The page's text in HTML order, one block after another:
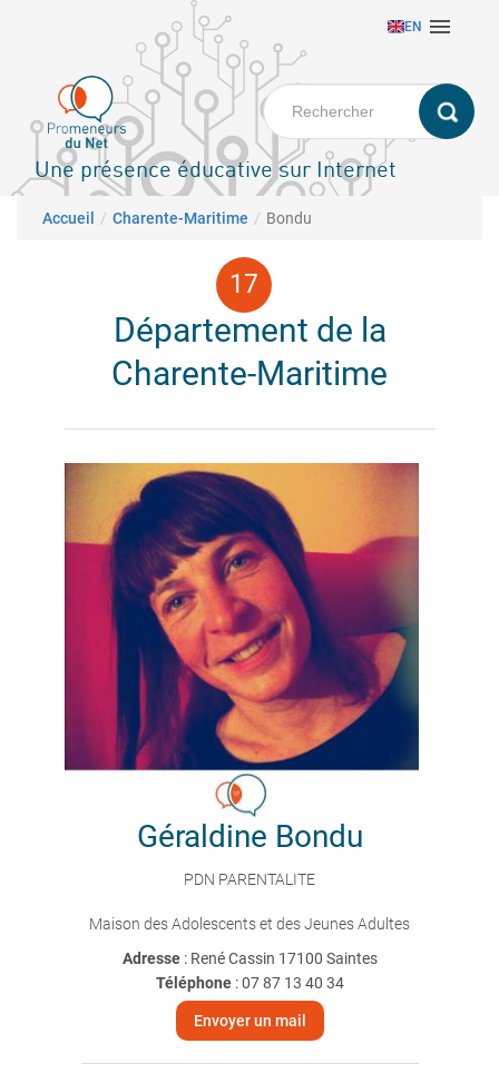
principal
EN 
Une présence éducative sur Internet
Fil d'Ariane
Accueil Charente-Maritime Bondu
Département de la
Charente-Maritime
Géraldine Bondu
PDN PARENTALITE
Maison des Adolescents et des Jeunes Adultes
Adresse : René Cassin 17100 Saintes
Téléphone:07 87 13 40 34
Envoyer un mail